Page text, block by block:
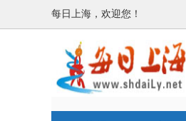
每日上海，欢迎您！